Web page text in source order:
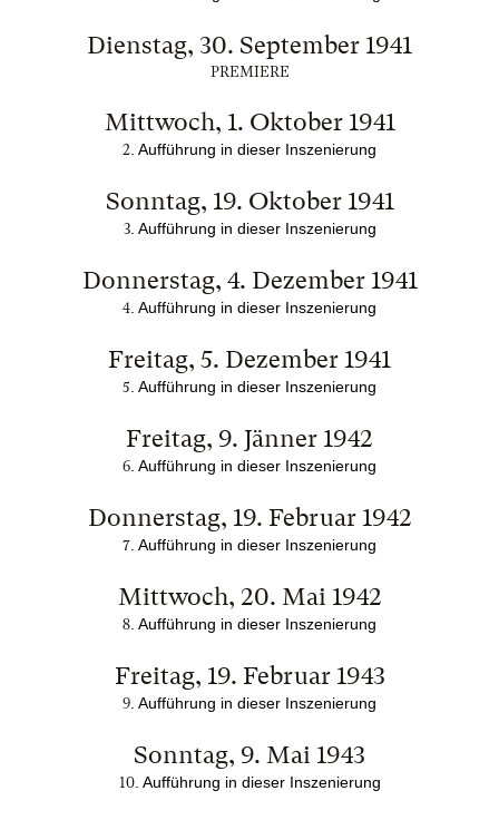
Dienstag, 30. September 1941
PREMIERE
Mittwoch, 1. Oktober 1941
2 . Aufführung in dieser Inszenierung
Sonntag, 19. Oktober 1941
3. Aufführung in dieser Inszenierung
Donnerstag, 4. Dezember 1941
4 . Aufführung in dieser Inszenierung
Freitag, 5. Dezember 1941
5 . Aufführung in dieser Inszenierung
Freitag, 9. Jänner 1942
6 . Aufführung in dieser Inszenierung
Donnerstag, 19. Februar 1942
7 . Aufführung in dieser Inszenierung
Mittwoch, 20. Mai 1942
8 . Aufführung in dieser Inszenierung
Freitag, 19. Februar 1943
9 . Aufführung in dieser Inszenierung
Sonntag, 9. Mai 1943
10. Aufführung in dieser Inszenierung